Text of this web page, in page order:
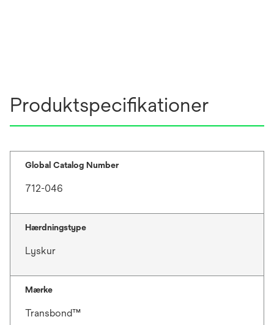
Produktspecifikationer
Global Catalog Number
712-046
Hærdningstype
Lyskur
Mærke
Transbond™